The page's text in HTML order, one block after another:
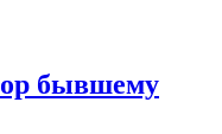
бывшему